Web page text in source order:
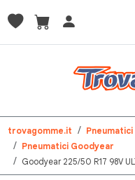
trovagomme.it Pneumatici
Pneumatici Goodyear
Goodyear 225/50 R17 98V